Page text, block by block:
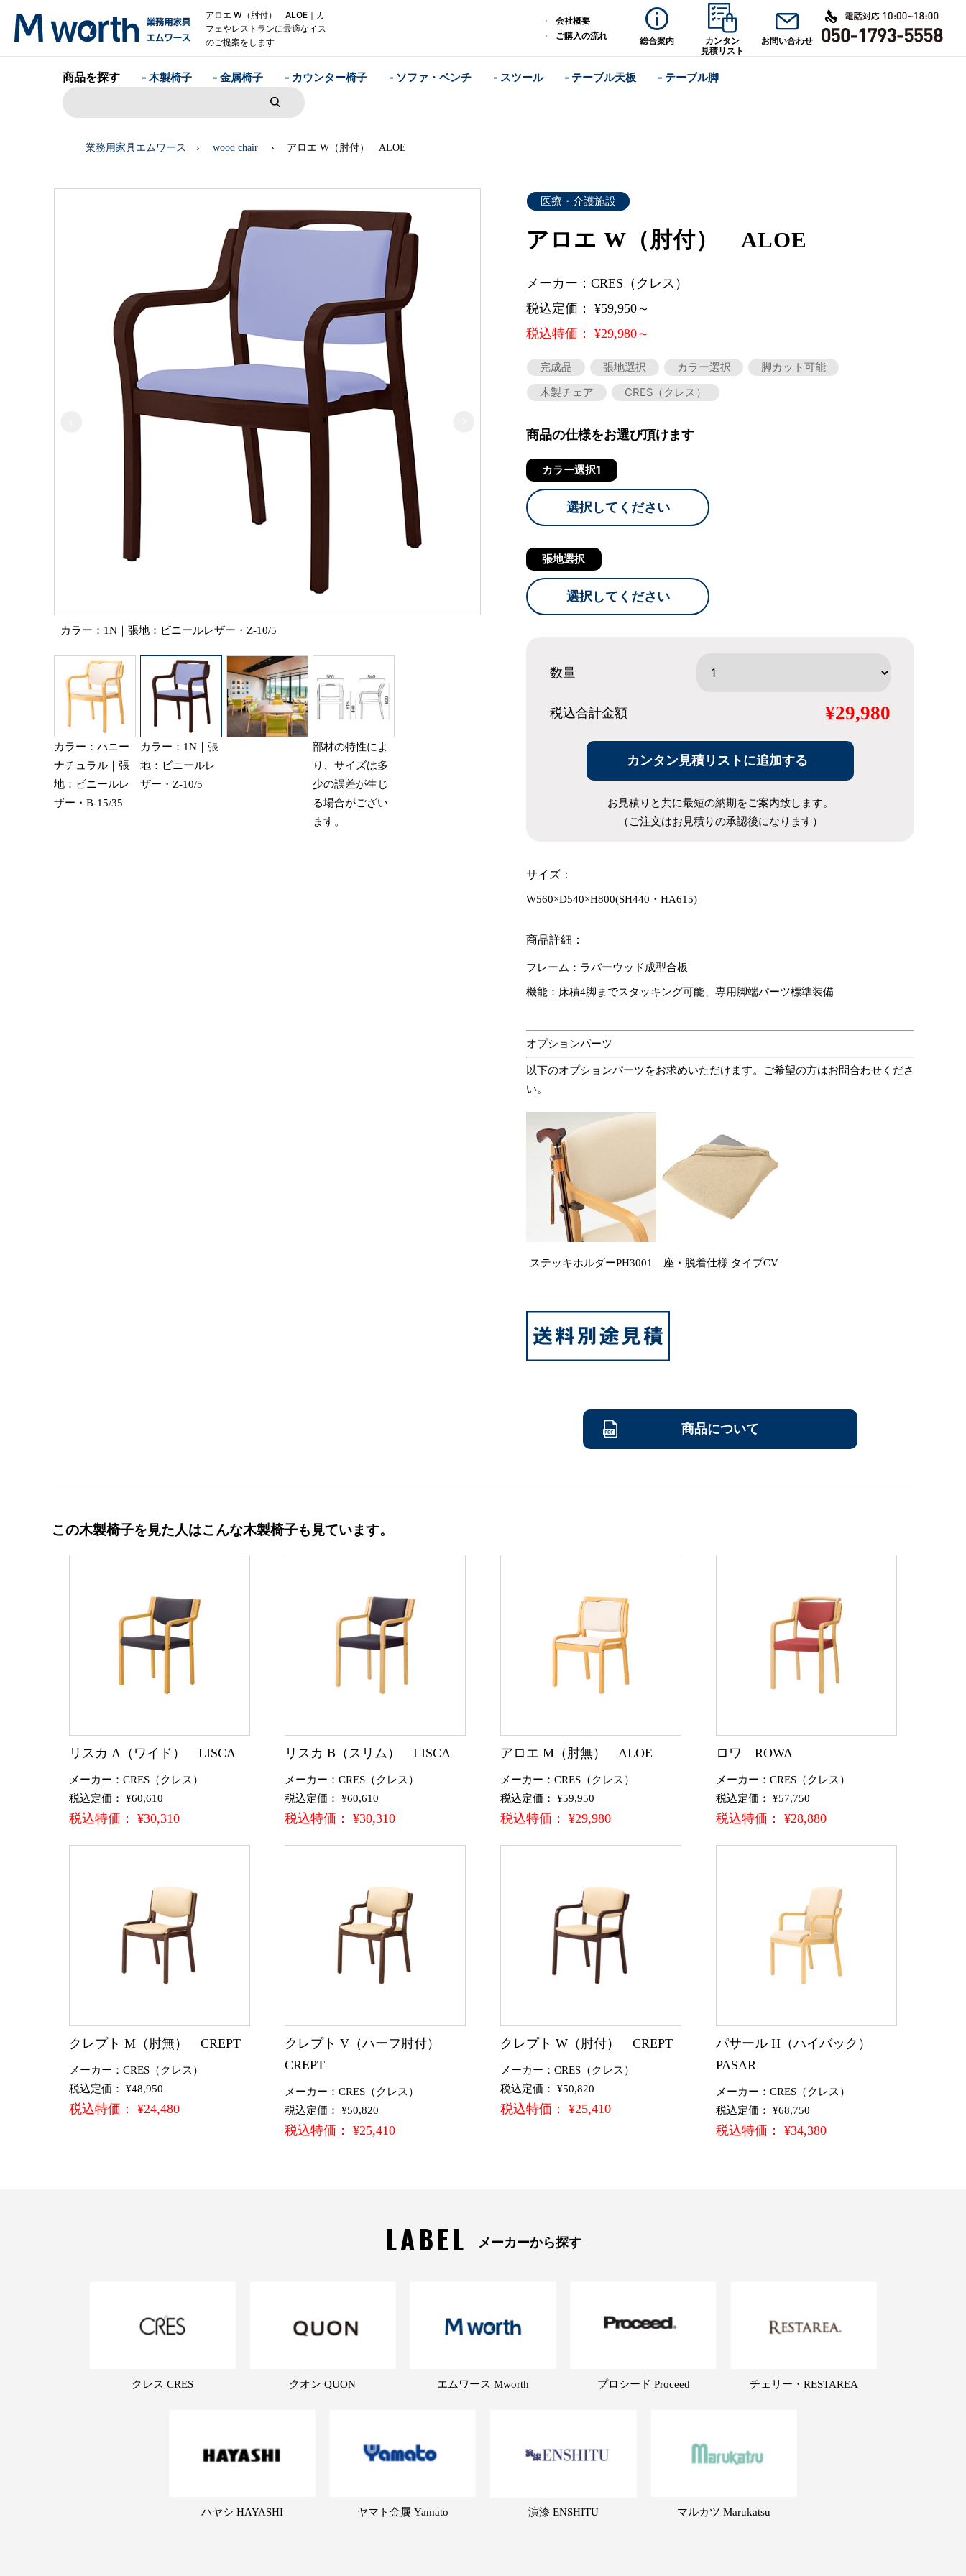
アロエ W（肘付） ALOE｜カ
フェやレストランに最適なイス
のご提案をします
会社概要
ご購入の流れ
総合案内
カンタン
見積リスト
お問い合わせ
商品を探す - 木製椅子 - 金属椅子 - カウンター椅子 - ソファ・ベンチ - スツール - テーブル天板 - テーブル脚
業務用家具エムワース wood chair アロエ W（肘付） ALOE
カラー：1N｜張地：ビニールレザー・Z-10/5
カラー：ハニー
ナチュラル｜張
地：ビニールレ
ザー・B-15/35
カラー：1N｜張
地：ビニールレ
ザー・Z-10/5
部材の特性によ
り、サイズは多
少の誤差が生じ
る場合がござい
ます。
医療・介護施設
アロエ W（肘付） ALOE
メーカー：CRES（クレス）
税込定価： ¥59,950～
税込特価： ¥29,980～
完成品 張地選択 カラー選択
脚カット可能
木製チェア
CRES（クレス）
商品の仕様をお選び頂けます
カラー選択1
選択してください
張地選択
選択してください
数量
税込合計金額 ¥29,980
カンタン見積リストに追加する
お見積りと共に最短の納期をご案内致します。
（ご注文はお見積りの承認後になります）
サイズ：
W560×D540×H800(SH440・HA615)
商品詳細：
フレーム：ラバーウッド成型合板
機能：床積4脚までスタッキング可能、専用脚端パーツ標準装備
オプションパーツ
以下のオプションパーツをお求めいただけます。ご希望の方はお問合わせくださ
い。
ステッキホルダーPH3001 座・脱着仕様 タイプCV
商品について
この木製椅子を見た人はこんな木製椅子も見ています。
リスカ A（ワイド） LISCA
メーカー：CRES（クレス）
税込定価： ¥60,610
税込特価： ¥30,310
リスカ B（スリム） LISCA
メーカー：CRES（クレス）
税込定価： ¥60,610
税込特価： ¥30,310
アロエ M（肘無） ALOE
メーカー：CRES（クレス）
税込定価： ¥59,950
税込特価： ¥29,980
ロワ ROWA
メーカー：CRES（クレス）
税込定価： ¥57,750
税込特価： ¥28,880
クレプト M（肘無） CREPT
メーカー：CRES（クレス）
税込定価： ¥48,950
税込特価： ¥24,480
クレプト V（ハーフ肘付）
CREPT
メーカー：CRES（クレス）
税込定価： ¥50,820
税込特価： ¥25,410
クレプト W（肘付） CREPT
メーカー：CRES（クレス）
税込定価： ¥50,820
税込特価： ¥25,410
パサール H（ハイバック）
PASAR
メーカー：CRES（クレス）
税込定価： ¥68,750
税込特価： ¥34,380
LABEL メーカーから探す
クレス CRES クオン QUON エムワース Mworth プロシード Proceed チェリー・RESTAREA
ハヤシ HAYASHI ヤマト金属 Yamato 演漆 ENSHITU マルカツ Marukatsu